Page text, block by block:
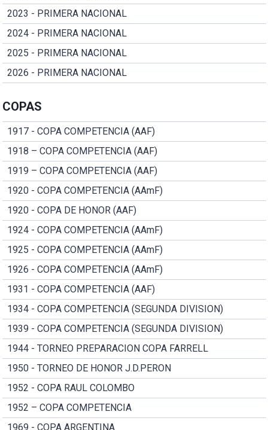
2023 - PRIMERA NACIONAL
2024 - PRIMERA NACIONAL
2025 - PRIMERA NACIONAL
2026 - PRIMERA NACIONAL
COPAS
1917 - COPA COMPETENCIA (AAF)
1918 – COPA COMPETENCIA (AAF)
1919 – COPA COMPETENCIA (AAF)
1920 - COPA COMPETENCIA (AAmF)
1920 - COPA DE HONOR (AAF)
1924 - COPA COMPETENCIA (AAmF)
1925 - COPA COMPETENCIA (AAmF)
1926 - COPA COMPETENCIA (AAmF)
1931 - COPA COMPETENCIA (AAF)
1934 - COPA COMPETENCIA (SEGUNDA DIVISION)
1939 - COPA COMPETENCIA (SEGUNDA DIVISION)
1944 - TORNEO PREPARACION COPA FARRELL
1950 - TORNEO DE HONOR J.D.PERON
1952 - COPA RAUL COLOMBO
1952 – COPA COMPETENCIA
1969 - COPA ARGENTINA